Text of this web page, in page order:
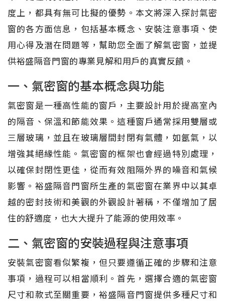
度上，都具有無可比擬的優勢。本文將深入探討氣密
窗的各方面信息，包括基本概念、安裝注意事項、使
用心得及潛在問題等，幫助您全面了解氣密窗，並提
供裕盛隔音門窗的專業見解和用戶的真實反饋。
一、氣密窗的基本概念與功能
氣密窗是一種高性能的窗戶，主要設計用於提高室內
的隔音、保溫和節能效果。這種窗戶通常採用雙層或
三層玻璃，並且在玻璃層間封閉有氣體，如氬氣，以
增強其絕緣性能。氣密窗的框架也會經過特別處理，
以確保封閉性更佳，從而有效阻隔外界的噪音和氣候
影響。裕盛隔音門窗所生產的氣密窗在業界中以其卓
越的密封技術和美觀的外觀設計著稱，不僅增加了居
住的舒適度，也大大提升了能源的使用效率。
二、氣密窗的安裝過程與注意事項
安裝氣密窗看似繁複，但只要遵循正確的步驟和注意
事項，過程可以相當順利。首先，選擇合適的氣密窗
尺寸和款式至關重要，裕盛隔音門窗提供多種尺寸和